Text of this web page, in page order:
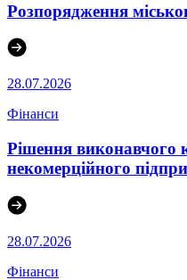
Розпорядження
28.07.2026
Фінанси
Рішення виконавчого
некомерційного
28.07.2026
Фінанси